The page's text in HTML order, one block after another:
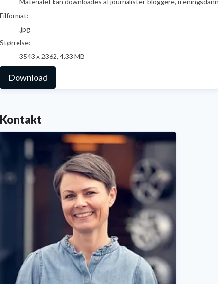
Materialet kan downloades af journalister, bloggere,
Filformat:
.jpg
Størrelse:
3543 x 2362, 4,33 MB
Download
Kontakt